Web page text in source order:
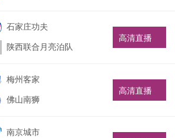
石家庄功夫
陕西联合月亮泊队
高清直播
梅州客家
佛山南狮
高清直播
南京城市